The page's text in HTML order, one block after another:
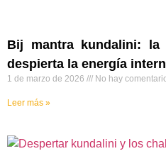
Bij mantra kundalini: la
despierta la energía
1 de marzo de 2026 No hay
Leer más »